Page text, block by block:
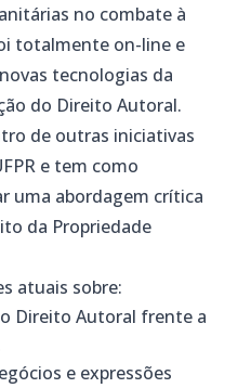
no combate à
totalmente on-line e
tecnologias da
do Direito Autoral.
de outras iniciativas
e tem como
uma abordagem crítica
da Propriedade
atuais sobre:
Direito Autoral frente a
e expressões